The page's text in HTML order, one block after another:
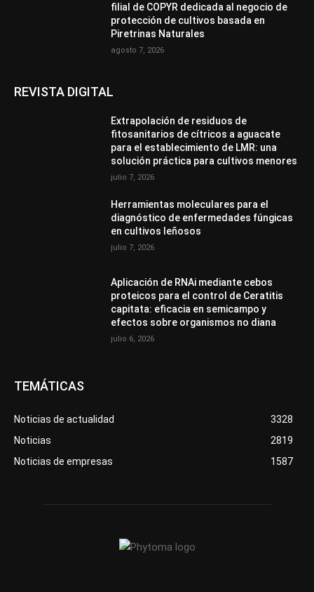
filial de COPYR dedicada al negocio de
protección de cultivos basada en
Piretrinas Naturales
agosto 7, 2026
REVISTA DIGITAL
Extrapolación de residuos de
fitosanitarios de cítricos a aguacate
para el establecimiento de LMR: una
solución práctica para cultivos menores
julio 7, 2026
Herramientas moleculares para el
diagnóstico de enfermedades fúngicas
en cultivos leñosos
julio 7, 2026
Aplicación de RNAi mediante cebos
proteicos para el control de Ceratitis
capitata: eficacia en semicampo y
efectos sobre organismos no diana
julio 6, 2026
TEMÁTICAS
Noticias de actualidad
3328
Noticias
2819
Noticias de empresas
1587